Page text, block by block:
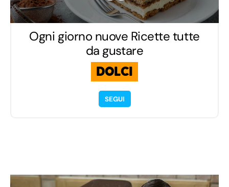
Ogni giorno nuove Ricette tutte
da gustare
DOLCI
SEGUI